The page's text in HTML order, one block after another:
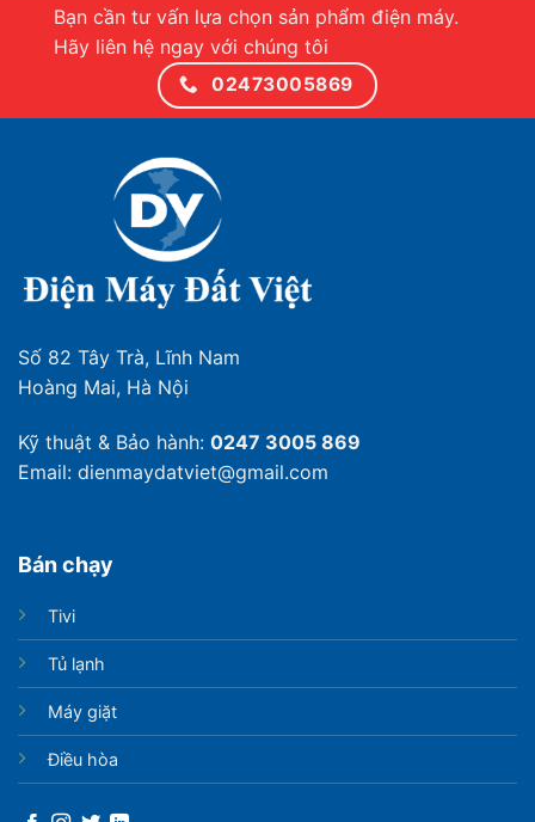
Bạn cần tư vấn lựa chọn sản phẩm điện máy.
Hãy liên hệ ngay với chúng tôi
02473005869
Số 82 Tây Trà, Lĩnh Nam
Hoàng Mai, Hà Nội
Kỹ thuật & Bảo hành: 0247 3005 869
Email: dienmaydatviet@gmail.com
Bán chạy
Tivi
Tủ lạnh
Máy giặt
Điều hòa